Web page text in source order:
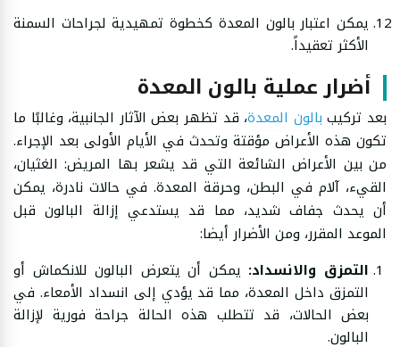
يمكن اعتبار بالون المعدة كخطوة تمهيدية لجراحات السمنة
الأكثر تعقيداً.
أضرار عملية بالون المعدة
بعد تركيب بالون المعدة، قد تظهر بعض الآثار الجانبية، وغالبًا ما
تكون هذه الأعراض مؤقتة وتحدث في الأيام الأولى بعد الإجراء.
من بين الأعراض الشائعة التي قد يشعر بها المريض: الغثيان،
القيء، آلام في البطن، وحرقة المعدة. في حالات نادرة، يمكن
أن يحدث جفاف شديد، مما قد يستدعي إزالة البالون قبل
الموعد المقرر، ومن الأضرار أيضا:
التمزق والانسداد: يمكن أن يتعرض البالون للانكماش أو
التمزق داخل المعدة، مما قد يؤدي إلى انسداد الأمعاء. في
بعض الحالات، قد تتطلب هذه الحالة جراحة فورية لإزالة
البالون.